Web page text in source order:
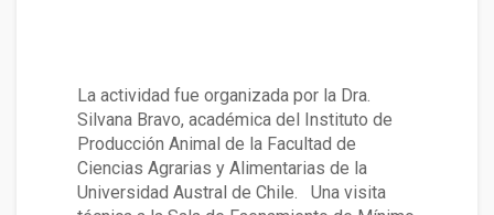
La actividad fue organizada por la Dra.
Silvana Bravo, académica del Instituto de
Producción Animal de la Facultad de
Ciencias Agrarias y Alimentarias de la
Universidad Austral de Chile. Una visita